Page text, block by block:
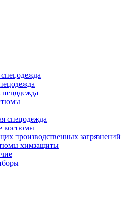
спецодежда
костюмы
производственных загрязнений
химзащиты